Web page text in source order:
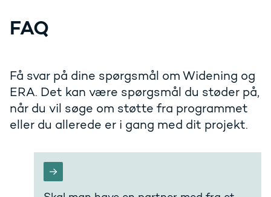
FAQ
Få svar på dine spørgsmål om Widening og
ERA. Det kan være spørgsmål du støder på,
når du vil søge om støtte fra programmet
eller du allerede er i gang med dit projekt.